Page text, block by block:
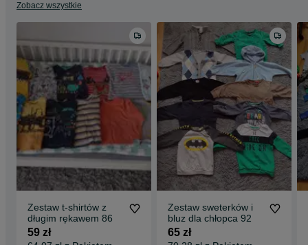
Zobacz wszystkie
Zestaw t-shirtów z
długim rękawem 86
59 zł
Zestaw sweterków i
bluz dla chłopca 92
65 zł